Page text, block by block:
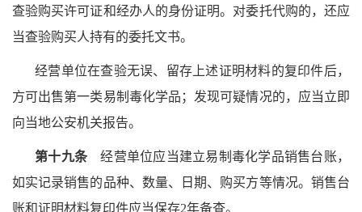
查验购买许可证和经办人的身份证明。对委托代购的，还应
当查验购买人持有的委托文书。
经营单位在查验无误、留存上述证明材料的复印件后，
方可出售第一类易制毒化学品；发现可疑情况的，应当立即
向当地公安机关报告。
第十九条经营单位应当建立易制毒化学品销售台账，
如实记录销售的品种、数量、日期、购买方等情况。销售台
账和证明材料复印件应当保存2年备查。